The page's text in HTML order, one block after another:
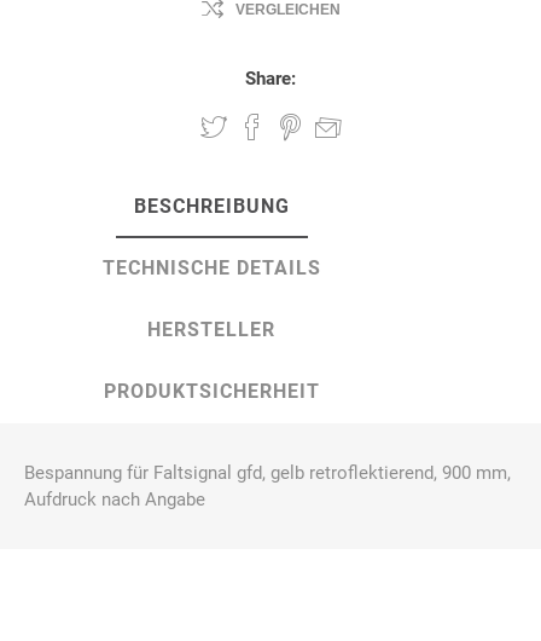
VERGLEICHEN
Share:
BESCHREIBUNG
TECHNISCHE DETAILS
HERSTELLER
PRODUKTSICHERHEIT
Bespannung für Faltsignal gfd, gelb retroflektierend, 900 mm,
Aufdruck nach Angabe